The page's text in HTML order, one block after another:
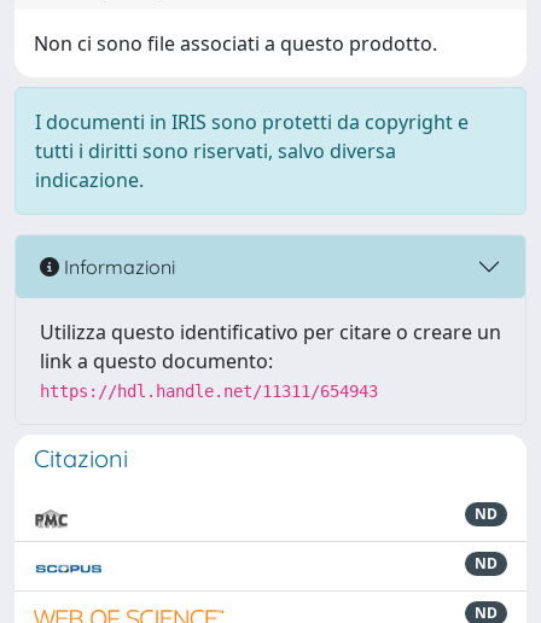
Non ci sono file associati a questo prodotto.
I documenti in IRIS sono protetti da copyright e
tutti i diritti sono riservati, salvo diversa
indicazione.
Informazioni
Utilizza questo identificativo per citare o creare un
link a questo documento:
https://hdl.handle.net/11311/654943
Citazioni
ND
ND
ND